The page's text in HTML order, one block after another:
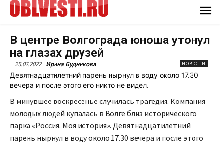
В центре Волгограда юноша утонул
на глазах друзей
25.07.2022 Ирина Будникова НОВОСТИ
Девятнадцатилетний парень нырнул в воду около 17.30
вечера и после этого его никто не видел.
В минувшее воскресенье случилась трагедия. Компания
молодых людей купалась в Волге близ исторического
парка «Россия. Моя история». Девятнадцатилетний
парень нырнул в воду около 17.30 вечера и после этого